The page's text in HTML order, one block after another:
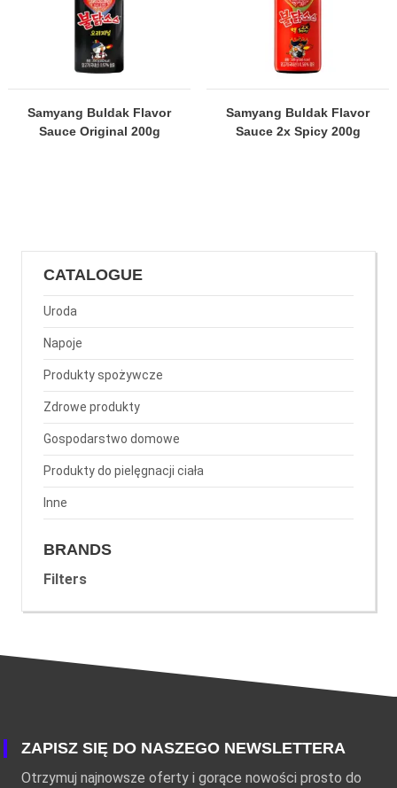
CATALOGUE
Uroda
Napoje
Produkty spożywcze
Zdrowe produkty
Gospodarstwo domowe
Produkty do pielęgnacji ciała
Inne
BRANDS
Filters
Samyang Buldak Flavor
Sauce Original 200g
Samyang Buldak Flavor
Sauce 2x Spicy 200g
ZAPISZ SIĘ DO NASZEGO NEWSLETTERA
Otrzymuj najnowsze oferty i gorące nowości prosto do